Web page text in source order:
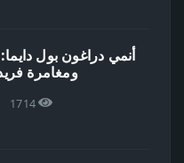
أنمي دراغون بول
ومغامرة
1714